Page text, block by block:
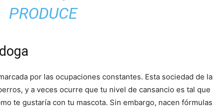
por las ocupaciones constantes. Esta sociedad de la
y a veces ocurre que tu nivel de cansancio es tal que
te gustaría con tu mascota. Sin embargo, nacen fórmulas